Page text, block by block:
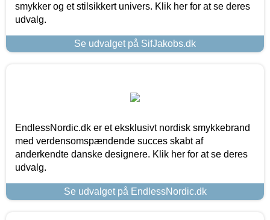
smykker og et stilsikkert univers. Klik her for at se deres
udvalg.
Se udvalget på SifJakobs.dk
EndlessNordic.dk er et eksklusivt nordisk smykkebrand
med verdensomspændende succes skabt af
anderkendte danske designere. Klik her for at se deres
udvalg.
Se udvalget på EndlessNordic.dk